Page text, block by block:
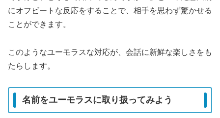
にオフビートな反応をすることで、相手を思わず驚かせる
ことができます。
このようなユーモラスな対応が、会話に新鮮な楽しさをも
たらします。
名前をユーモラスに取り扱ってみよう